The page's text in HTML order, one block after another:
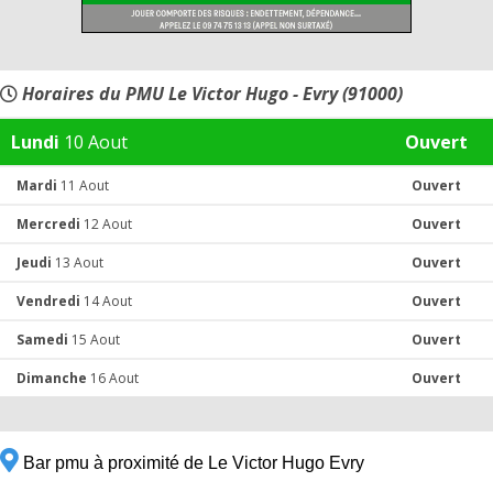
Horaires du PMU Le Victor Hugo - Evry (91000)
Lundi 10 Aout Ouvert
Mardi 11 Aout Ouvert
Mercredi 12 Aout Ouvert
Jeudi 13 Aout Ouvert
Vendredi 14 Aout Ouvert
Samedi 15 Aout Ouvert
Dimanche 16 Aout Ouvert
Bar pmu à proximité de Le Victor Hugo Evry